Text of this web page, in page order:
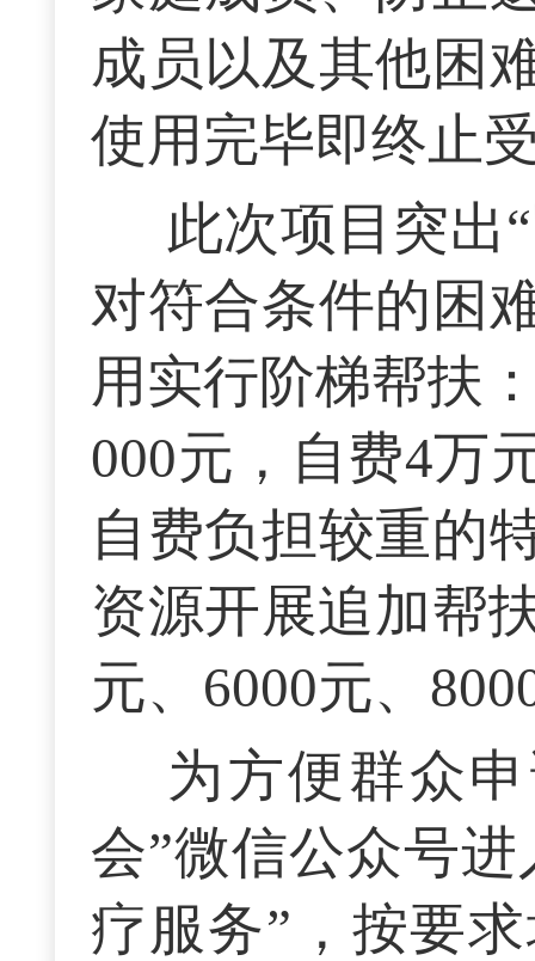
成员以及其他困
使用完毕即终止
此次项目突出
对符合条件的困
用实行阶梯帮扶
000元，自费4万
自费负担较重的
资源开展追加帮
元、6000元、
为方便群众
会”微信公众号
疗服务”，按要